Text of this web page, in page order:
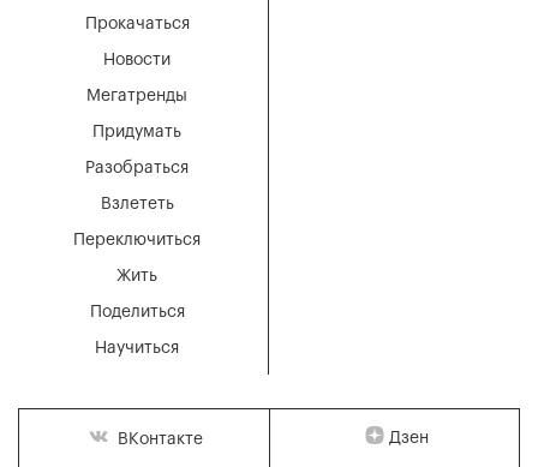
Мегатренды
Придумать
Разобраться
Взлететь
Новости
Переключиться
Жить
Поделиться
Научиться
Прокачаться
ВКонтакте Дзен